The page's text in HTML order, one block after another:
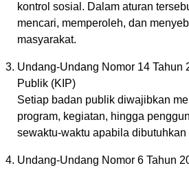
kontrol sosial. Dalam aturan
mencari, memperoleh, dan
masyarakat.
Undang-Undang Nomor 14 Tahun
Publik (KIP)
Setiap badan publik diwajibkan
program, kegiatan, hingga
sewaktu-waktu apabila dibutuhkan
Undang-Undang Nomor 6 Tahun